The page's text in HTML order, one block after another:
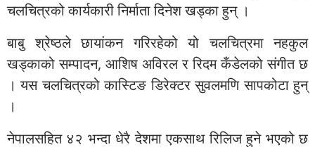
चलचित्रको कार्यकारी निर्माता दिनेश खड्का हुन् ।
बाबु श्रेष्ठले छायांकन गरिरहेको यो चलचित्रमा नहकुल
खड्काको सम्पादन, आशिष अविरल र रिदम कँडेलको संगीत छ
। यस चलचित्रको कास्टिङ डिरेक्टर सुवलमणि सापकोटा हुन्
।
नेपालसहित ४२ भन्दा धेरै देशमा एकसाथ रिलिज हुने भएको छ